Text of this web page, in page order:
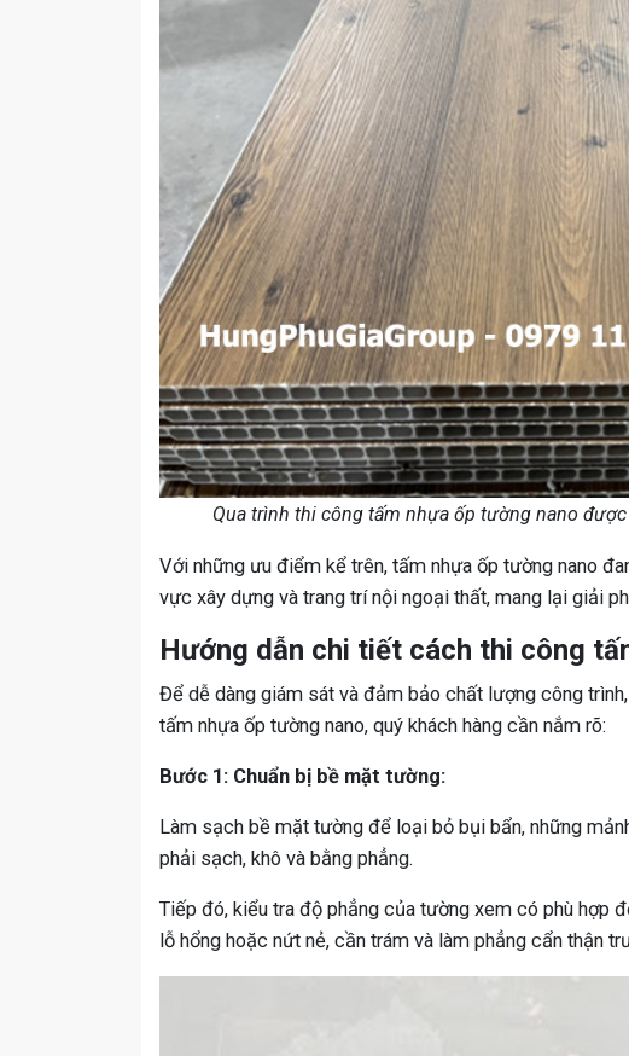
Qua trình thi công tấm nhựa ốp tường nano
Với những ưu điểm kể trên, tấm nhựa ốp tường nano
vực xây dựng và trang trí nội ngoại thất, mang lại giải
Hướng dẫn chi tiết cách thi công
Để dễ dàng giám sát và đảm bảo chất lượng công
tấm nhựa ốp tường nano, quý khách hàng cần nắm rõ:
Bước 1: Chuẩn bị bề mặt tường:
Làm sạch bề mặt tường để loại bỏ bụi bẩn, những
phải sạch, khô và bằng phẳng.
Tiếp đó, kiểu tra độ phẳng của tường xem có phù hợp
lỗ hổng hoặc nứt nẻ, cần trám và làm phẳng cẩn thận